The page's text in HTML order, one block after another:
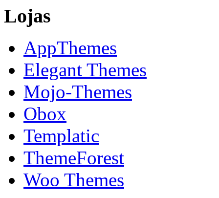
Lojas
AppThemes
Elegant Themes
Mojo-Themes
Obox
Templatic
ThemeForest
Woo Themes